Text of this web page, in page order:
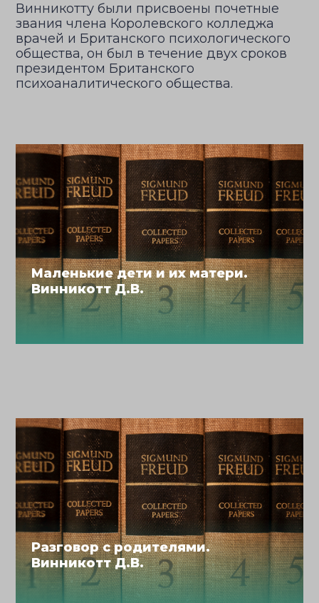
Винникотту были присвоены почетные
звания члена Королевского колледжа
врачей и Британского психологического
общества, он был в течение двух сроков
президентом Британского
психоаналитического общества.
Маленькие дети и их матери.
Винникотт Д.В.
Разговор с родителями.
Винникотт Д.В.